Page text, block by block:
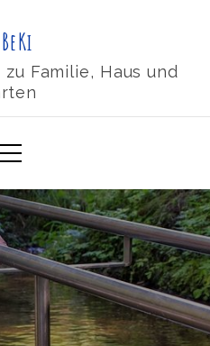
Familie, Haus und